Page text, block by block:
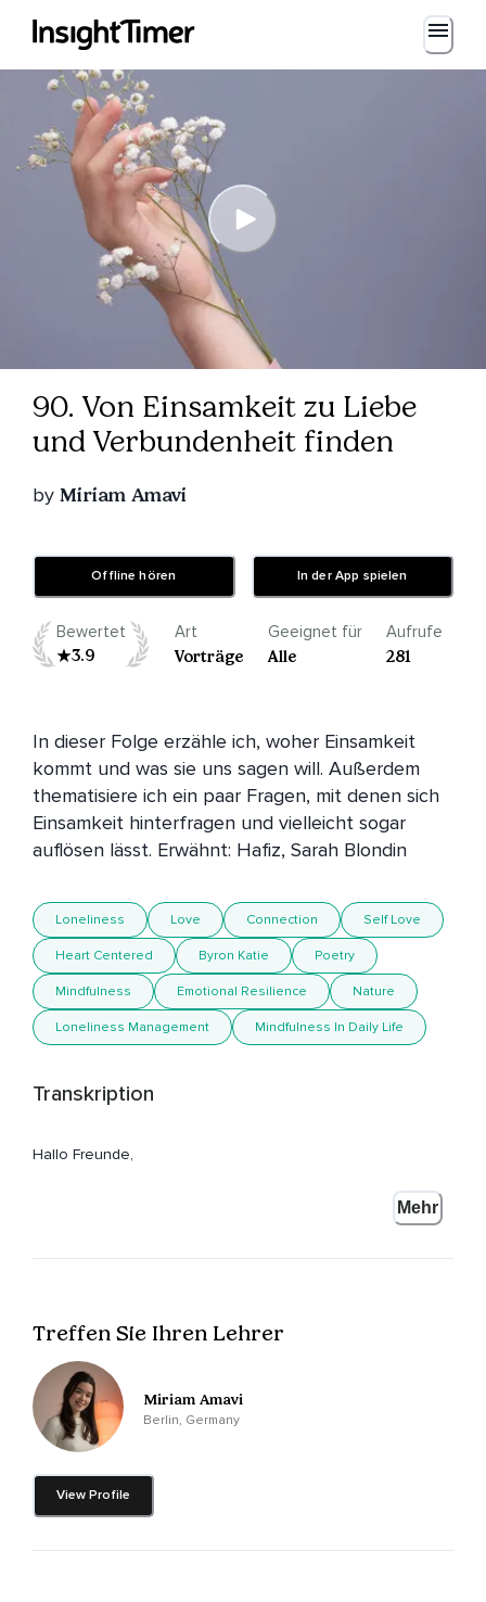
90. Von Einsamkeit zu Liebe
und Verbundenheit finden
by Miriam Amavi
Offline hören In der App spielen
Bewertet
3.9
Art
Vorträge
Geeignet für
Alle
Aufrufe
281
In dieser Folge erzähle ich, woher Einsamkeit
kommt und was sie uns sagen will. Außerdem
thematisiere ich ein paar Fragen, mit denen sich
Einsamkeit hinterfragen und vielleicht sogar
auflösen lässt. Erwähnt: Hafiz, Sarah Blondin
Loneliness Love Connection Self Love
Heart Centered Byron Katie Poetry
Mindfulness Emotional Resilience Nature
Loneliness Management Mindfulness In Daily Life
Transkription
Hallo Freunde,
Heute geht es um ein Thema,
Was ich sehr interessant finde.
Um Einsamkeit und darum,
Wie wir mit diesem Gefühl umgehen können.
Was ich so,
Mehr
Treffen Sie Ihren Lehrer
Miriam Amavi
Berlin, Germany
View Profile